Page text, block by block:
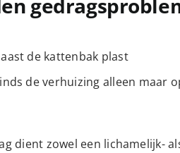
de kattenbak plast
de verhuizing alleen maar
dient zowel een lichamelijk-